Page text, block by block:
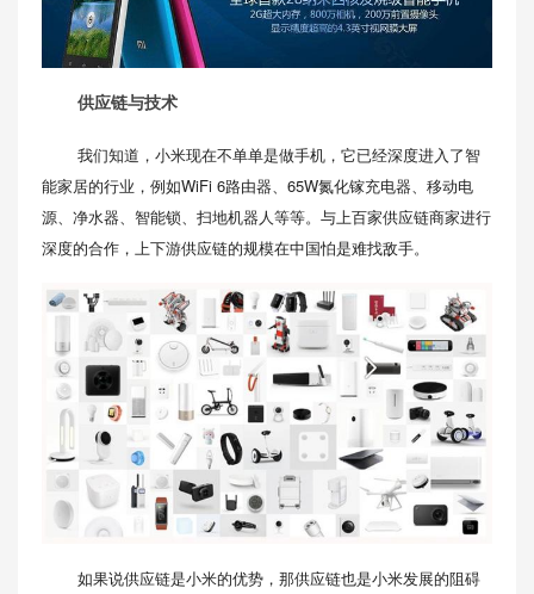
供应链与技术
我们知道，小米现在不单单是做手机，它已经深度进入了智
能家居的行业，例如WiFi 6路由器、65W氮化镓充电器、移动电
源、净水器、智能锁、扫地机器人等等。与上百家供应链商家进行
深度的合作，上下游供应链的规模在中国怕是难找敌手。
如果说供应链是小米的优势，那供应链也是小米发展的阻碍